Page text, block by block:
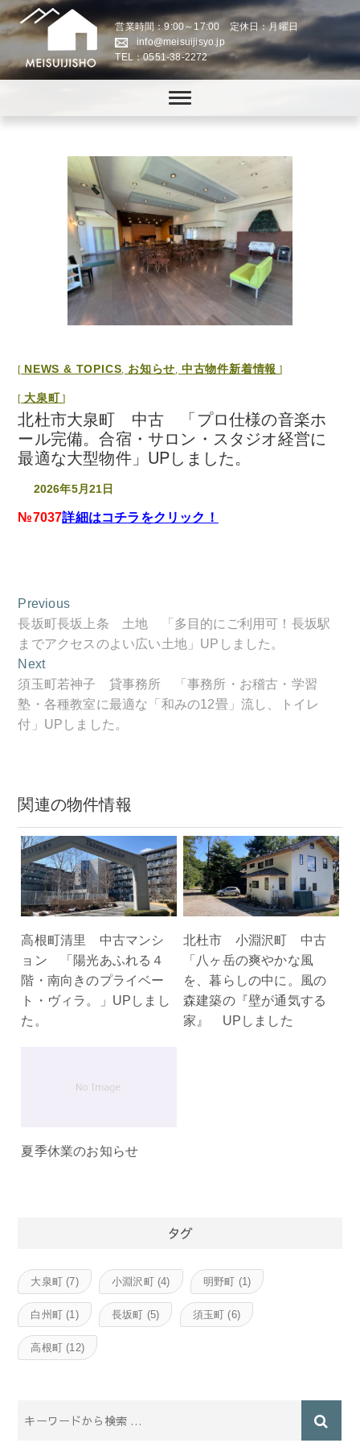
株式会社名水地所│八ヶ岳
の「田舎暮らし」・「スロ
ーライフの実現」をお手伝
八ヶ岳の「田舎暮らし」・「スローライフの実現」をお手伝いします。
営業時間：9:00～17:00 定休日：月曜日
info@meisuijisyo.jp
TEL：0551-38-2272
NEWS & TOPICS, お知らせ, 中古物件新着情報
大泉町
北杜市大泉町 中古 「プロ仕様の音楽ホ
ール完備。合宿・サロン・スタジオ経営に
最適な大型物件」UPしました。
2026年5月21日
№7037詳細はコチラをクリック！
投
稿
ナ
ビ
ゲ
ー
シ
PreviousPrevious
post:
長坂町長坂上条 土地 「多目的にご利用可！長坂駅
までアクセスのよい広い土地」UPしました。
NextNext
post:
須玉町若神子 貸事務所 「事務所・お稽古・学習
塾・各種教室に最適な「和みの12畳」流し、トイレ
付」UPしました。
関連の物件情報
高根町清里 中古マンシ
ョン 「陽光あふれる４
階・南向きのプライベー
ト・ヴィラ。」UPしまし
た。
北杜市 小淵沢町 中古
「八ヶ岳の爽やかな風
を、暮らしの中に。風の
森建築の『壁が通気する
家』 UPしました
夏季休業のお知らせ
タグ
大泉町 (7) 小淵沢町(4) 明野町 (1)
白州町 (1) 長坂町 (5) 須玉町 (6)
高根町 (12)